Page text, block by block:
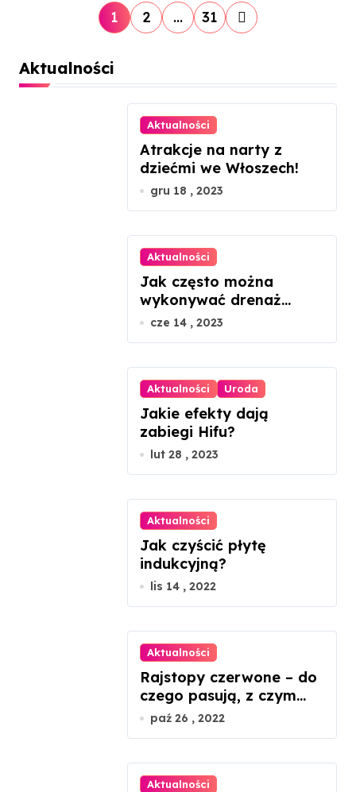
S
r
1 2 … 31
Aktualności
Aktualności
Atrakcje na narty z
dziećmi we Włoszech!
gru 18 , 2023
Aktualności
Jak często można
wykonywać drenaż
limfatyczny twarzy?
cze 14 , 2023
Aktualności Uroda
Jakie efekty dają
zabiegi Hifu?
lut 28 , 2023
Aktualności
Jak czyścić płytę
indukcyjną?
lis 14 , 2022
Aktualności
Rajstopy czerwone – do
czego pasują, z czym
nosić?
paź 26 , 2022
Aktualności